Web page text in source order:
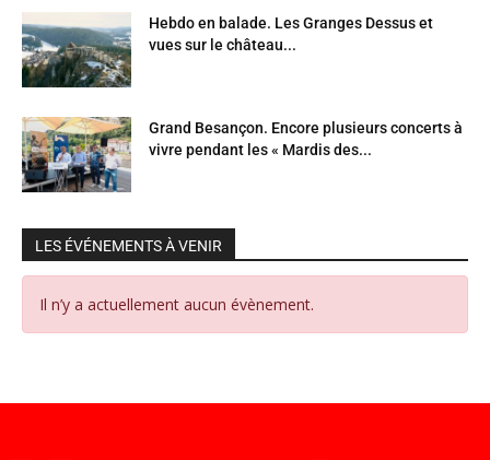
Hebdo en balade. Les Granges Dessus et
vues sur le château...
Grand Besançon. Encore plusieurs concerts à
vivre pendant les « Mardis des...
LES ÉVÉNEMENTS À VENIR
Il n’y a actuellement aucun évènement.